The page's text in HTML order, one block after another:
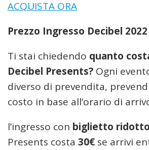
ACQUISTA ORA
Prezzo Ingresso Decibel 2022
Ti stai chiedendo quanto
Decibel Presents? Ogni
diverso di prevendita,
costo in base all’orario di
l’ingresso con biglietto ridotto
Presents costa 30€ se arrivi